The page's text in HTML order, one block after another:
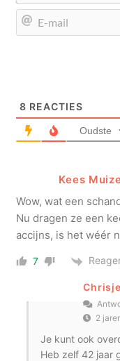
8 REACTIES
Oudste
Kees
Wow, wat een
Nu dragen ze een
accijns, is het wéér
7
Chrisje
2
Je kunt ook
Heb zelf 42 jaar